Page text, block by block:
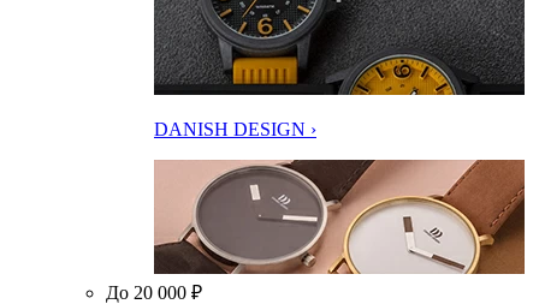
DANISH DESIGN ›
До 20 000 ₽